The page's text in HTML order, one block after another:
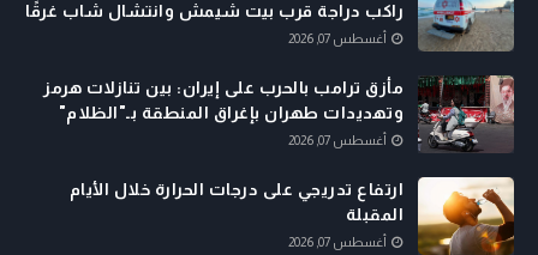
راكب دراجة قرب بيت شيمش وانتشال شاب غرقًا
أغسطس 07, 2026
مأزق ترامب بالحرب على إيران: بين تنازلات هرمز
وتهديدات طهران بإغراق المنطقة بـ"الظلام"
أغسطس 07, 2026
ارتفاع تدريجي على درجات الحرارة خلال الأيام
المقبلة
أغسطس 07, 2026